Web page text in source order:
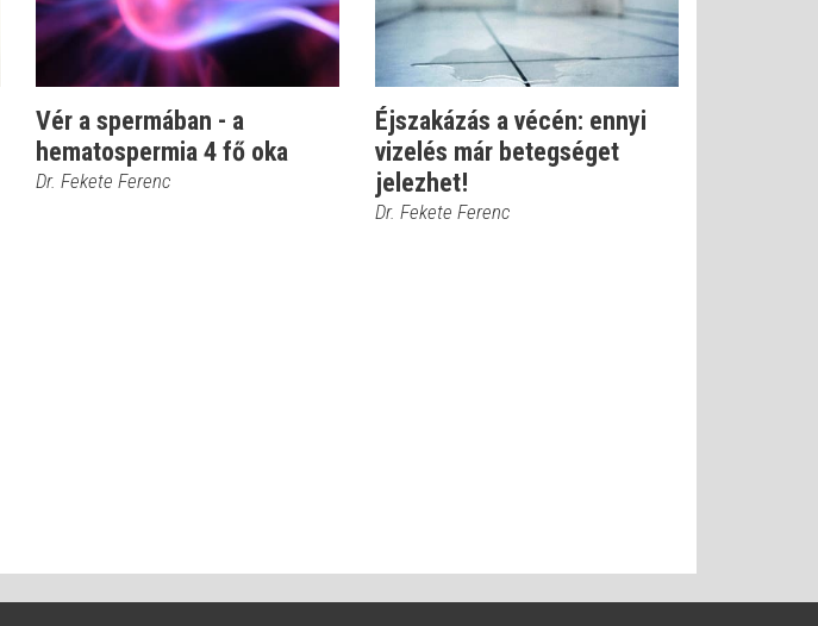
Vér a spermában - a
hematospermia 4 fő oka
Dr. Fekete Ferenc
Éjszakázás a vécén: ennyi
vizelés már betegséget
jelezhet!
Dr. Fekete Ferenc